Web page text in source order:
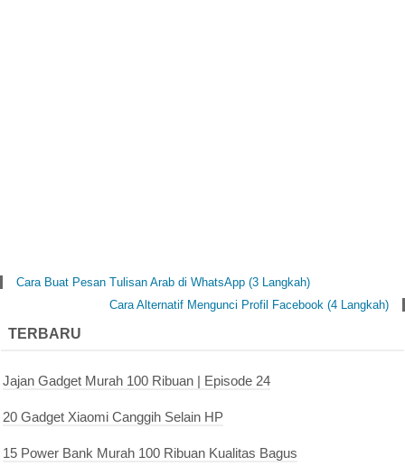
Cara Buat Pesan Tulisan Arab di WhatsApp (3 Langkah)
Cara Alternatif Mengunci Profil Facebook (4 Langkah)
TERBARU
Jajan Gadget Murah 100 Ribuan | Episode 24
20 Gadget Xiaomi Canggih Selain HP
15 Power Bank Murah 100 Ribuan Kualitas Bagus